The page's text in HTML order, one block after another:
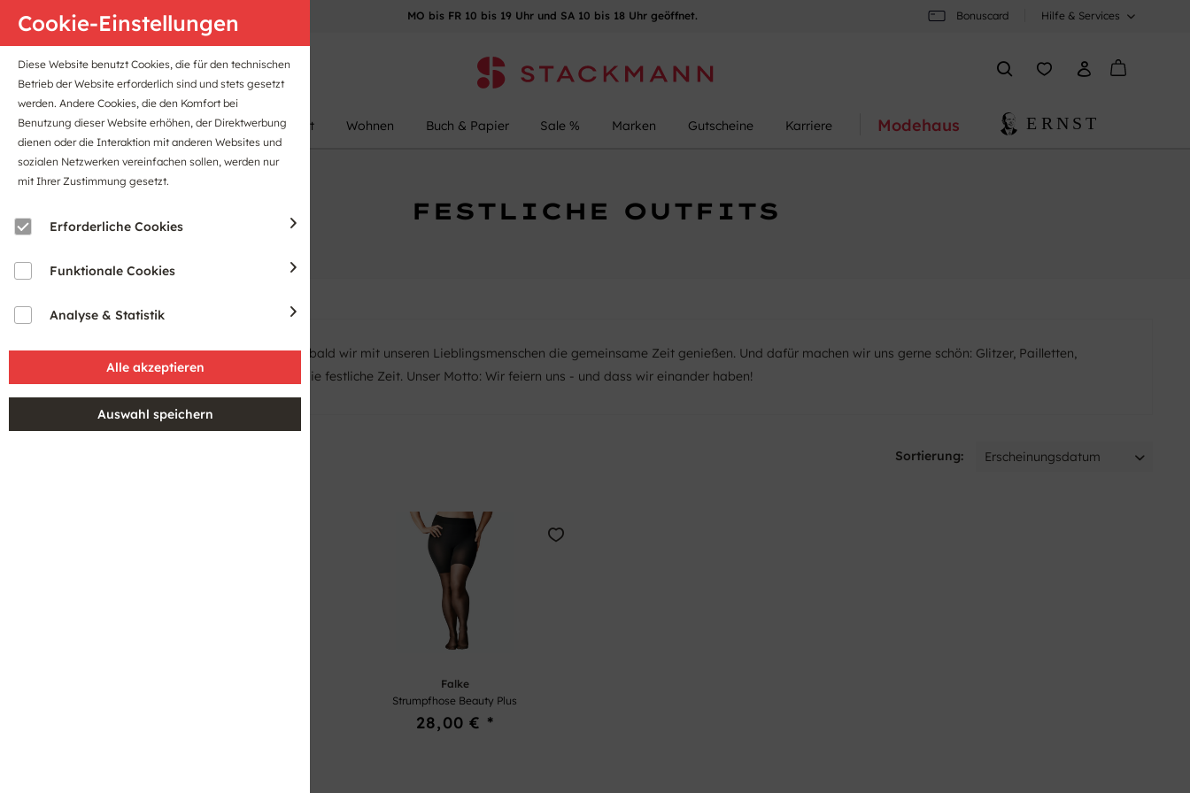
Anfahrt B2B-Portal MO bis FR 10 bis 19 Uhr und SA 10 bis 18 Uhr geöffnet. Bonuscard Hilfe & Services
Damen Herren Kinder Sport Wohnen Buch & Papier Sale % Marken Gutscheine Karriere Modehaus
FESTLICHE OUTFITS
Cookie-Einstellungen
Diese Website benutzt Cookies, die für den technischen
Betrieb der Website erforderlich sind und stets gesetzt
werden. Andere Cookies, die den Komfort bei
Benutzung dieser Website erhöhen, der Direktwerbung
dienen oder die Interaktion mit anderen Websites und
sozialen Netzwerken vereinfachen sollen, werden nur
mit Ihrer Zustimmung gesetzt.
Erforderliche Cookies
Funktionale Cookies
Analyse & Statistik
Der vorweihnachtliche Trubel fällt ab, sobald wir mit unseren Lieblingsmenschen die gemeinsame Zeit genießen. Und dafür machen wir uns gerne schön: Glitzer, Pailletten,
Spitze - das sind die Style-Zutaten für die festliche Zeit. Unser Motto: Wir feiern uns - und dass wir einander haben!
Sortierung:
Falke
Strumpfhose Beauty Plus
28,00 € *